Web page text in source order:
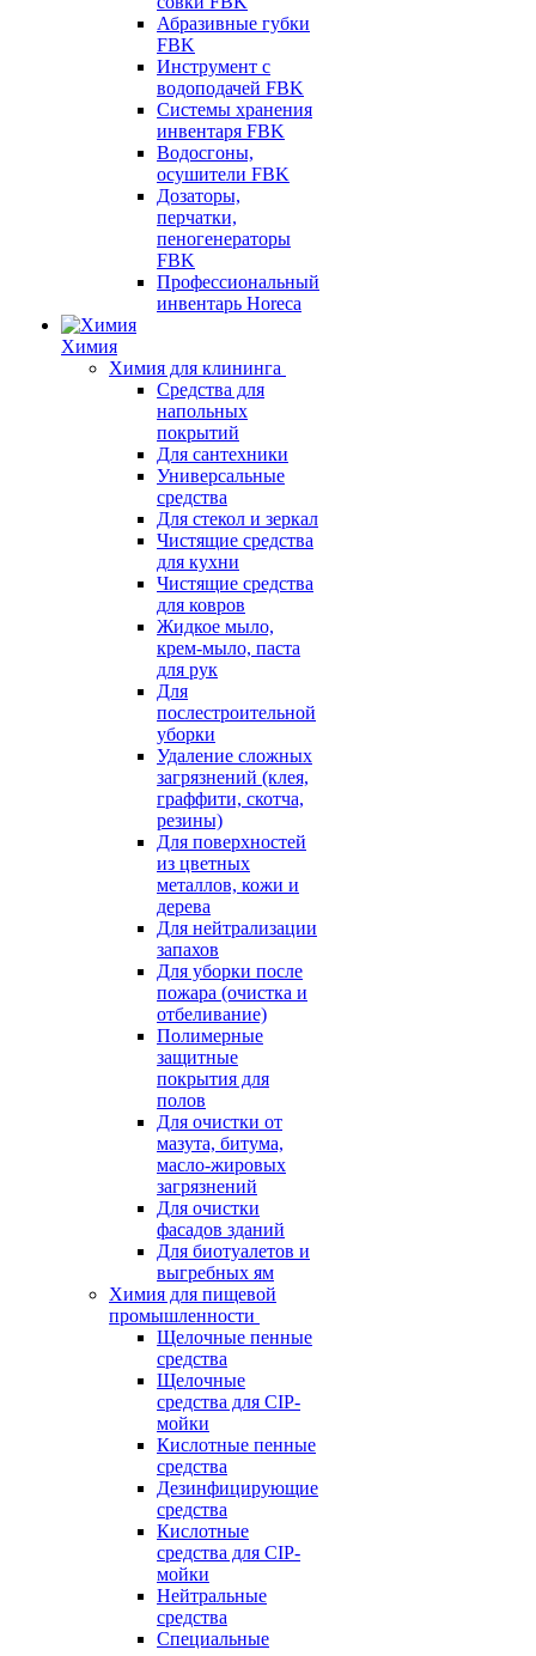
Абразивные губки
FBK
Инструмент с
водоподачей FBK
Системы хранения
инвентаря FBK
Водосгоны,
осушители FBK
Дозаторы,
перчатки,
пеногенераторы
FBK
Профессиональный
инвентарь Horeca
Химия
Химия для клининга
Средства для
напольных
покрытий
Для сантехники
Универсальные
средства
Для стекол и зеркал
Чистящие средства
для кухни
Чистящие средства
для ковров
Жидкое мыло,
крем-мыло, паста
для рук
Для
послестроительной
уборки
Удаление сложных
загрязнений (клея,
граффити, скотча,
резины)
Для поверхностей
из цветных
металлов, кожи и
дерева
Для нейтрализации
запахов
Для уборки после
пожара (очистка и
отбеливание)
Полимерные
защитные
покрытия для
полов
Для очистки от
мазута, битума,
масло-жировых
загрязнений
Для очистки
фасадов зданий
Для биотуалетов и
выгребных ям
Химия для пищевой
промышленности
Щелочные пенные
средства
Щелочные
средства для CIP-
мойки
Кислотные пенные
средства
Дезинфицирующие
средства
Кислотные
средства для CIP-
мойки
Нейтральные
средства
Специальные